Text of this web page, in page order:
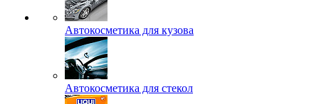
Автокосметика для кузова
Автокосметика для стекол